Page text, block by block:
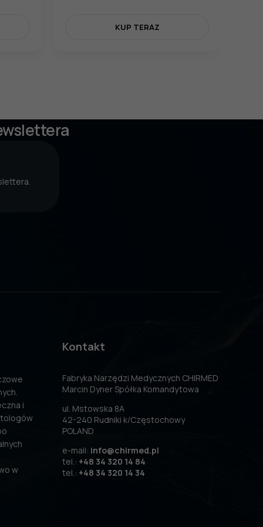
KUP TERAZ
i
w
Kontakt
Fabryka Narzędzi Medycznych CHIRMED
Marcin Dyner Spółka Komandytowa
ul. Mstowska 8A
42-240 Rudniki k/Częstochowy
POLAND
e-mail: info@chirmed.pl
tel.: +48 34 320 14 84
tel.: +48 34 320 14 34